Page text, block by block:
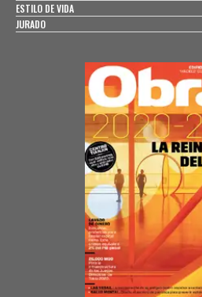
ESTILO DE VIDA
JURADO